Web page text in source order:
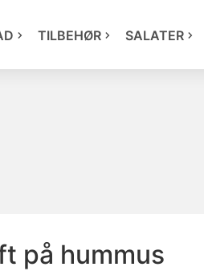
TILBEHØR SALATER
på hummus